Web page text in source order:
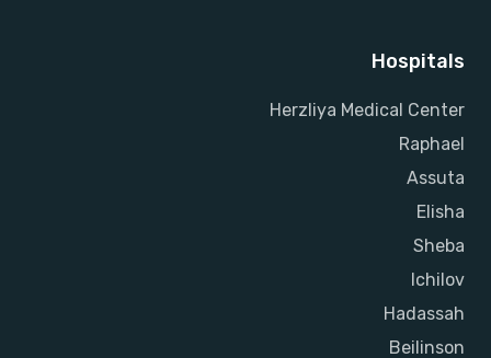
Hospitals
Herzliya Medical Center
Raphael
Assuta
Elisha
Sheba
Ichilov
Hadassah
Beilinson